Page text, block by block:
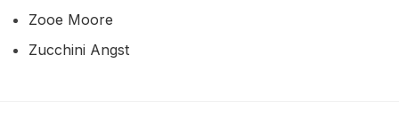
Zooe Moore
Zucchini Angst